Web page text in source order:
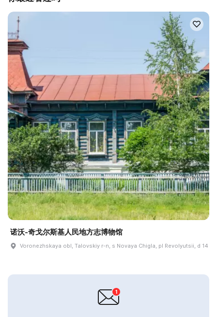
诺沃-奇戈尔斯基人民地方志博物馆
Voronezhskaya obl, Talovskiy r-n, s Novaya Chigla, pl Revolyutsii, d 14